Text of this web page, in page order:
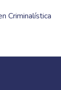
Criminalística